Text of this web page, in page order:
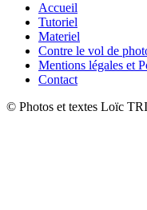
Accueil
Tutoriel
Materiel
Contre le vol de
Mentions légales et
Contact
© Photos et textes Loïc